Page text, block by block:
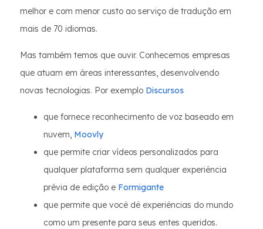
melhor e com menor custo ao serviço de tradução em
mais de 70 idiomas.
Mas também temos que ouvir. Conhecemos empresas
que atuam em áreas interessantes, desenvolvendo
novas tecnologias. Por exemplo Discursos
que fornece reconhecimento de voz baseado em
nuvem, Moovly
que permite criar vídeos personalizados para
qualquer plataforma sem qualquer experiência
prévia de edição e Formigante
que permite que você dê experiências do mundo
como um presente para seus entes queridos.